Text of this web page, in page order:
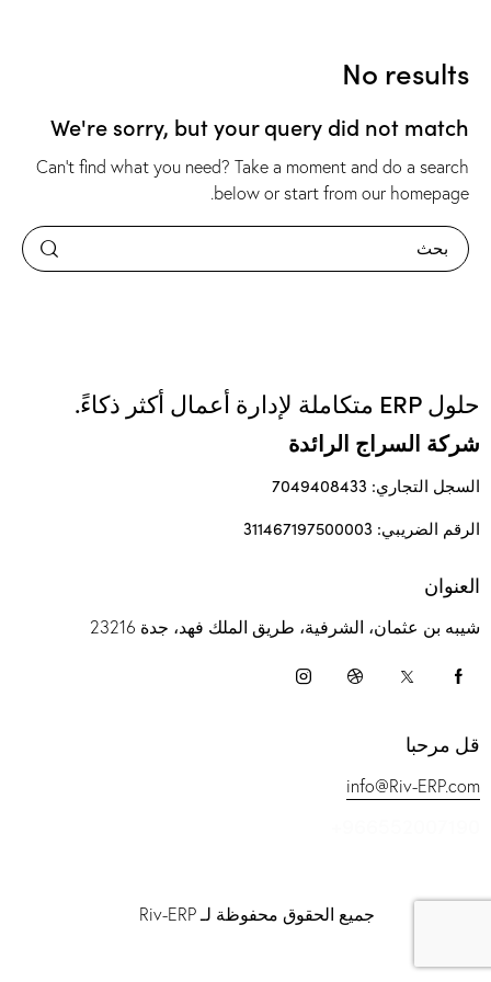
No results
We're sorry, but your query did not match
Can't find what you need? Take a moment and do a search
below or start from our homepage
.
حلول ERP متكاملة لإدارة أعمال أكثر ذكاءً.
شركة السراج الرائدة
السجل التجاري: 7049408433
الرقم الضريبي: 311467197500003
العنوان
شيبه بن عثمان، الشرفية، طريق الملك فهد، جدة 23216
قل مرحبا
info@Riv-ERP.com
جميع الحقوق محفوظة لـ Riv-ERP